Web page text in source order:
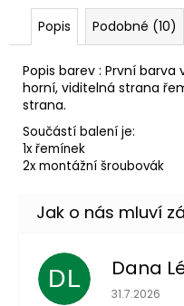
Popis Podobné (10)
Popis barev : První
horní, viditelná strana
strana.
Součástí balení je:
1x řemínek
2x montážní šroubovák
DL Dana
Hodnocení
31.7.2026